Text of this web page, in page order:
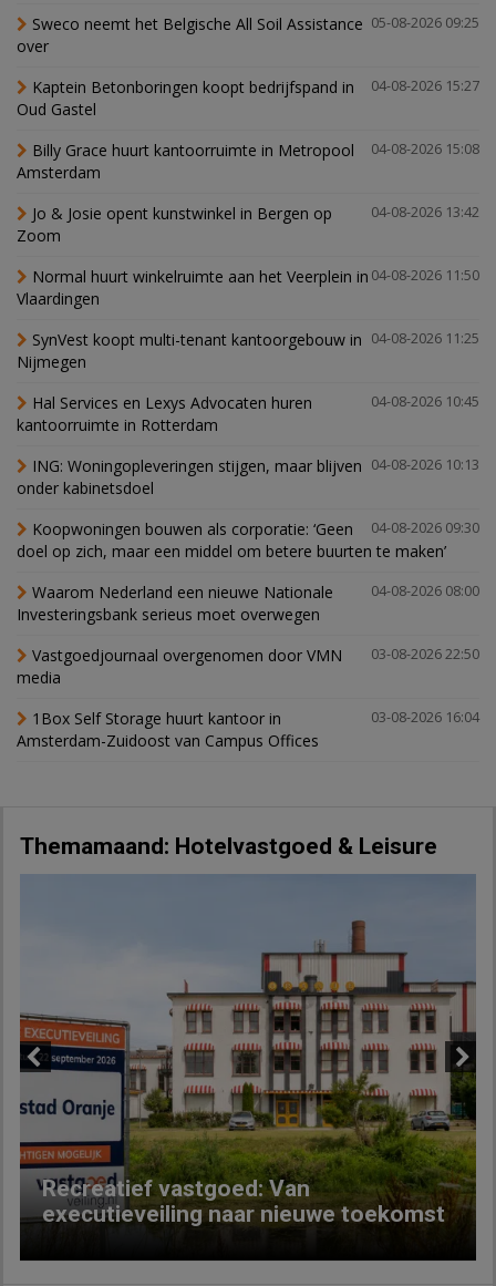
05-08-2026 09:25
Sweco neemt het Belgische All Soil Assistance
over
04-08-2026 15:27
Kaptein Betonboringen koopt bedrijfspand in
Oud Gastel
04-08-2026 15:08
Billy Grace huurt kantoorruimte in Metropool
Amsterdam
04-08-2026 13:42
Jo & Josie opent kunstwinkel in Bergen op
Zoom
04-08-2026 11:50
Normal huurt winkelruimte aan het Veerplein in
Vlaardingen
04-08-2026 11:25
SynVest koopt multi-tenant kantoorgebouw in
Nijmegen
04-08-2026 10:45
Hal Services en Lexys Advocaten huren
kantoorruimte in Rotterdam
04-08-2026 10:13
ING: Woningopleveringen stijgen, maar blijven
onder kabinetsdoel
04-08-2026 09:30
Koopwoningen bouwen als corporatie: ‘Geen
doel op zich, maar een middel om betere buurten te maken’
04-08-2026 08:00
Waarom Nederland een nieuwe Nationale
Investeringsbank serieus moet overwegen
03-08-2026 22:50
Vastgoedjournaal overgenomen door VMN
media
03-08-2026 16:04
1Box Self Storage huurt kantoor in
Amsterdam-Zuidoost van Campus Offices
Themamaand: Hotelvastgoed & Leisure
Recreatief vastgoed: Van
executieveiling naar nieuwe toekomst
Next